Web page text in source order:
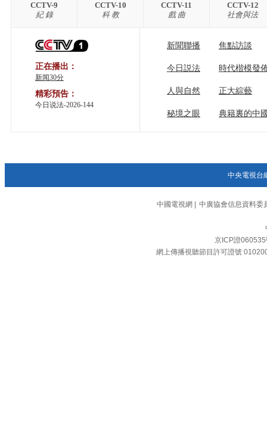
CCTV-9
紀 錄
CCTV-10
科 教
CCTV-11
戲 曲
CCTV-12
社會與法
正在播出：
新闻30分
精彩預告：
今日说法-2026-144
新聞聯播 焦點訪談
今日説法 時代楷模發
人與自然 正大綜藝
秘境之眼 典籍裏的中
中央電視台
中國電視網 中廣協會信息資料委
京ICP證060535
網上傳播視聽節目許可證號